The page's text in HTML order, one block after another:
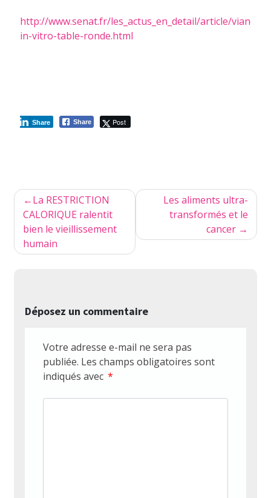
http://www.senat.fr/les_actus_en_detail/article/viande-
in-vitro-table-ronde.html
Share Post
Share
Navigation
de
l’article
La RESTRICTION
CALORIQUE ralentit
bien le vieillissement
humain
Les aliments ultra-
transformés et le
cancer
Déposez un commentaire
Votre adresse e-mail ne sera pas
publiée. Les champs obligatoires sont
indiqués avec *